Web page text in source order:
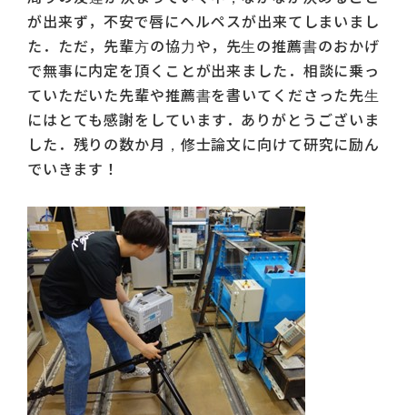
が出来ず，不安で唇にヘルペスが出来てしまいまし
た．ただ，先輩方の協力や，先生の推薦書のおかげ
で無事に内定を頂くことが出来ました．相談に乗っ
ていただいた先輩や推薦書を書いてくださった先生
にはとても感謝をしています．ありがとうございま
した．残りの数か月，修士論文に向けて研究に励ん
でいきます！